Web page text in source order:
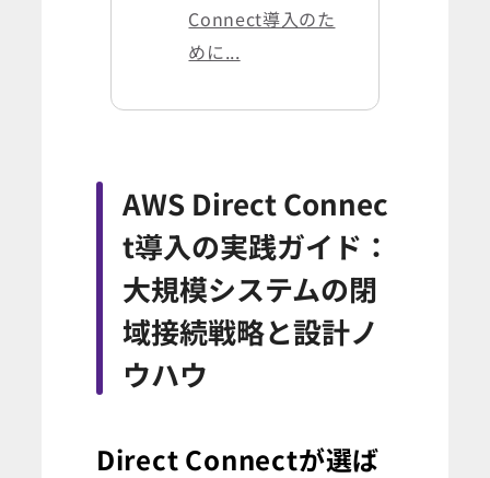
Connect導入のた
めに...
AWS Direct Connec
t導入の実践ガイド：
大規模システムの閉
域接続戦略と設計ノ
ウハウ
Direct Connectが選ば